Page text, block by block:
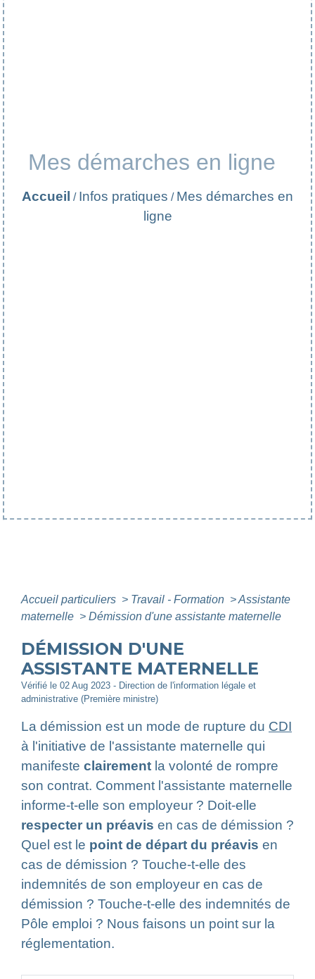
Mes démarches en ligne
Accueil / Infos pratiques / Mes démarches en
ligne
Accueil particuliers > Travail - Formation >Assistante
maternelle > Démission d'une assistante maternelle
DÉMISSION D'UNE
ASSISTANTE MATERNELLE
Vérifié le 02 Aug 2023 - Direction de l'information légale et
administrative (Première ministre)
La démission est un mode de rupture du CDI
à l'initiative de l'assistante maternelle qui
manifeste clairement la volonté de rompre
son contrat. Comment l'assistante maternelle
informe-t-elle son employeur ? Doit-elle
respecter un préavis en cas de démission ?
Quel est le point de départ du préavis en
cas de démission ? Touche-t-elle des
indemnités de son employeur en cas de
démission ? Touche-t-elle des indemnités de
Pôle emploi ? Nous faisons un point sur la
réglementation.